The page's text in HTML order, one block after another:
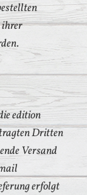
ihrer
edition
Dritten
Versand
erfolgt